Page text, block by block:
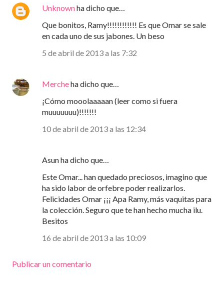
Unknownha dicho que…
Que bonitos, Ramy!!!!!!!!!!!! Es que Omar se sale
en cada uno de sus jabones. Un beso
5 de abril de 2013 a las 7:32
Mercheha dicho que…
¡Cómo mooolaaaaan (leer como si fuera
muuuuuuu)!!!!!!!
10 de abril de 2013 a las 12:34
Asun ha dicho que…
Este Omar... han quedado preciosos, imagino que
ha sido labor de orfebre poder realizarlos.
Felicidades Omar ¡¡¡ Apa Ramy, más vaquitas para
la colección. Seguro que te han hecho mucha ilu.
Besitos
16 de abril de 2013 a las 10:09
Publicar un comentario